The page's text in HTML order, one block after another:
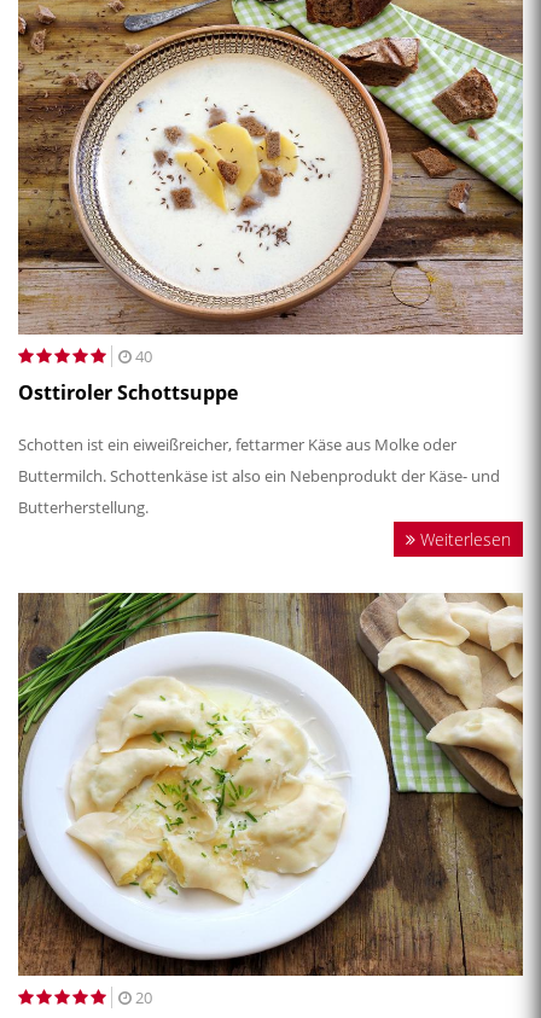
40
Osttiroler Schottsuppe
Schotten ist ein eiweißreicher, fettarmer Käse aus Molke oder
Buttermilch. Schottenkäse ist also ein Nebenprodukt der Käse- und
Butterherstellung.
Weiterlesen
20